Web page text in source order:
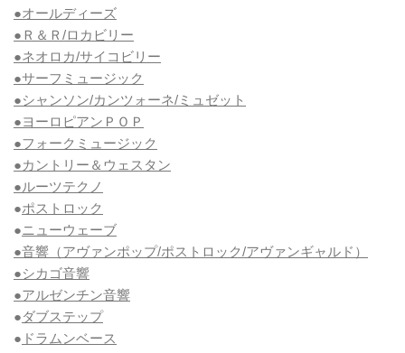
●オールディーズ
●Ｒ＆Ｒ/ロカビリー
●ネオロカ/サイコビリー
●サーフミュージック
●シャンソン/カンツォーネ/ミュゼット
●ヨーロピアンＰＯＰ
●フォークミュージック
●カントリー＆ウェスタン
●ルーツテクノ
●ポストロック
●ニューウェーブ
●音響（アヴァンポップ/ポストロック/アヴァンギャルド）
●シカゴ音響
●アルゼンチン音響
●ダブステップ
● ドラムンベース